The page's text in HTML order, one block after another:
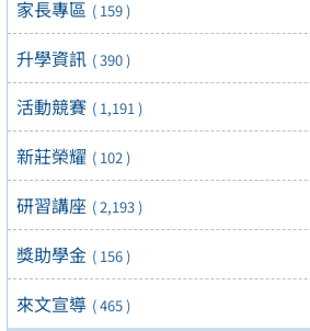
家長專區 ( 159 )
升學資訊 ( 390 )
活動競賽 ( 1,191 )
新莊榮耀 ( 102 )
研習講座 ( 2,193 )
獎助學金 ( 156 )
來文宣導 ( 465 )